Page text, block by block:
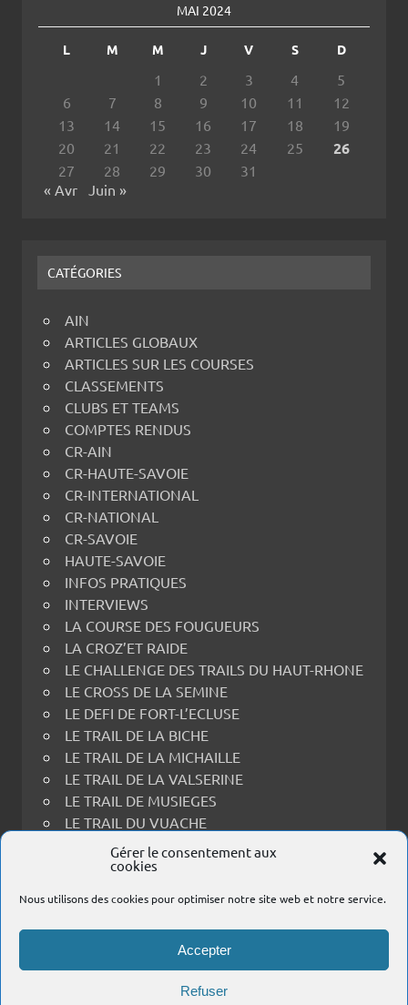
Gérer le consentement aux
cookies
Nous utilisons des cookies pour optimiser notre site web et notre service.
Accepter
Refuser
MAI 2024
L M M J V S D
1 2 3 4
5
6
7 8 9 10 11
12
13
14 15 16 17 18
19
20
21 22 23 24 25 26
27 28 29 30
31
« Avr
Juin »
CATÉGORIES
AIN
ARTICLES GLOBAUX
ARTICLES SUR LES COURSES
CLASSEMENTS
CLUBS ET TEAMS
COMPTES RENDUS
CR-AIN
CR-HAUTE-SAVOIE
CR-INTERNATIONAL
CR-NATIONAL
CR-SAVOIE
HAUTE-SAVOIE
INFOS PRATIQUES
INTERVIEWS
LA COURSE DES FOUGUEURS
LA CROZ’ET RAIDE
LE CHALLENGE DES TRAILS DU HAUT-RHONE
LE CROSS DE LA SEMINE
LE DEFI DE FORT-L’ECLUSE
LE TRAIL DE LA BICHE
LE TRAIL DE LA MICHAILLE
LE TRAIL DE LA VALSERINE
LE TRAIL DE MUSIEGES
LE TRAIL DU VUACHE
LE TRAIL THOIRY-RECULET
LES PRINCES EN FOULEES
PRESENTATIONS DES COURSES
RESULTATS